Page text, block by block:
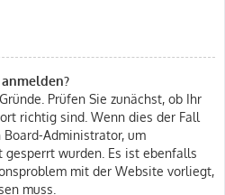
Prüfen Sie zunächst, ob Ihr
richtig sind. Wenn dies der Fall
Administrator, um
gesperrt wurden. Es ist ebenfalls
mit der Website vorliegt,
muss.